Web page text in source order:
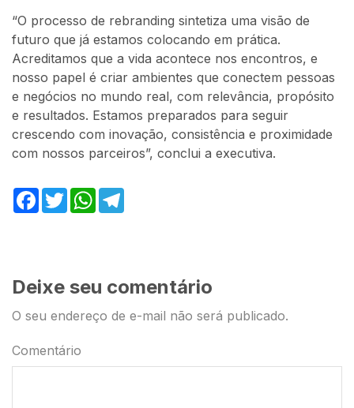
“O processo de rebranding sintetiza uma visão de
futuro que já estamos colocando em prática.
Acreditamos que a vida acontece nos encontros, e
nosso papel é criar ambientes que conectem pessoas
e negócios no mundo real, com relevância, propósito
e resultados. Estamos preparados para seguir
crescendo com inovação, consistência e proximidade
com nossos parceiros”, conclui a executiva.
Facebook
Twitter WhatsApp
Deixe seu comentário
O seu endereço de e-mail não será publicado.
Comentário